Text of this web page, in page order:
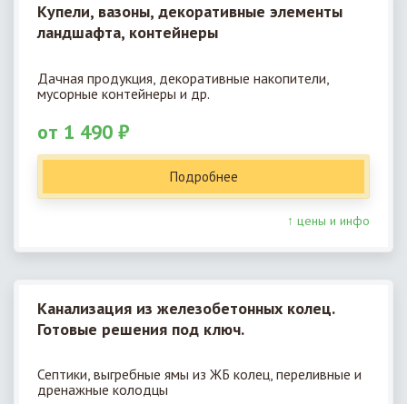
Купели, вазоны, декоративные элементы
ландшафта, контейнеры
Дачная продукция, декоративные накопители,
мусорные контейнеры и др.
от 1 490 ₽
Подробнее
↑ цены и инфо
Канализация из железобетонных колец.
Готовые решения под ключ.
Септики, выгребные ямы из ЖБ колец, переливные и
дренажные колодцы